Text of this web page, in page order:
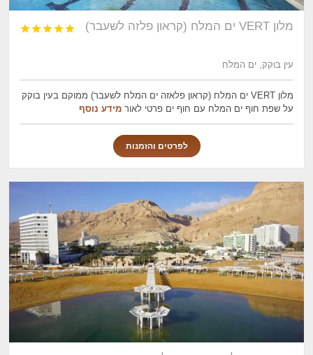
מלון VERT ים המלח (קראון פלזה לשעבר) 




עין בוקק, ים המלח
מלון VERT ים המלח (קראון פלאזה ים המלח לשעבר) ממוקם בעין בוקק
על שפת חוף ים המלח עם חוף ים פרטי לאורמידע נוסף
לפרטים והזמנות